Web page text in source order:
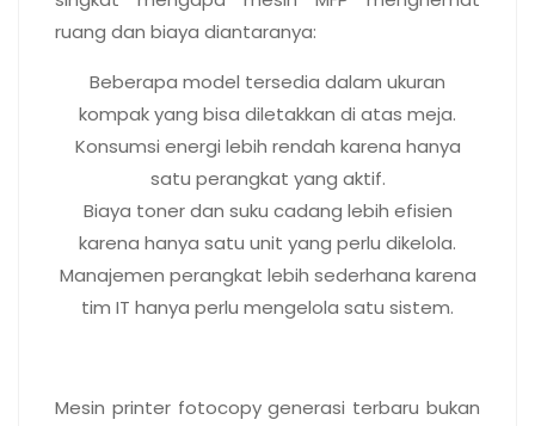
ruang dan biaya diantaranya:
Beberapa model tersedia dalam ukuran
kompak yang bisa diletakkan di atas meja.
Konsumsi energi lebih rendah karena hanya
satu perangkat yang aktif.
Biaya toner dan suku cadang lebih efisien
karena hanya satu unit yang perlu dikelola.
Manajemen perangkat lebih sederhana karena
tim IT hanya perlu mengelola satu sistem.
Mesin printer fotocopy generasi terbaru bukan